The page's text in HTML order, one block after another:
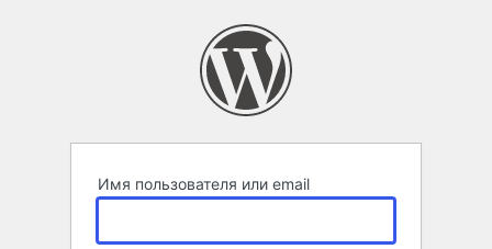
Имя пользователя или email